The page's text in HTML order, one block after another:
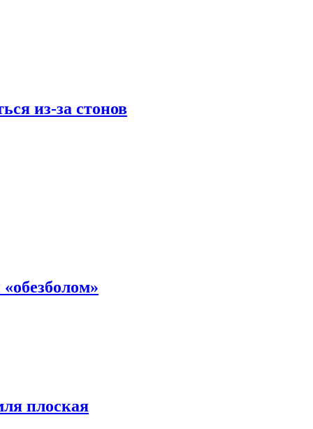
из-за стонов
плоская